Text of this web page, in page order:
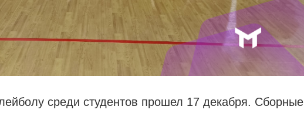
среди студентов прошел 17 декабря. Сборные